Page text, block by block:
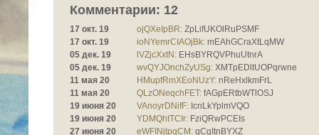
Комментарии: 12
17 окт. 19 ojQXeIpBR: ZpLifUKOlRuPSMF
17 окт. 19
ioNYemrCIAOjBk: mEAhGCraXtLqMW
05 дек. 19
lVZjcXxtN: EHsBYRQVPhuUtnrA
05 дек. 19
wvQYJOnchZyUSg: XMTpEDltUOPqrwne
11 мая 20
HMupfRmXEoNUzY: nReHxlkmFrL
11 мая 20
QLzONeqchFET: fAGpERtbWTlOSJ
19 июня 20
VAnoyrDNifF: IcnLkYplmVQO
19 июня 20
YDMQhtTCIr: FziQRwPCEIs
27 июня 20
eWFINjtpqCM: qCgItnBYXZ